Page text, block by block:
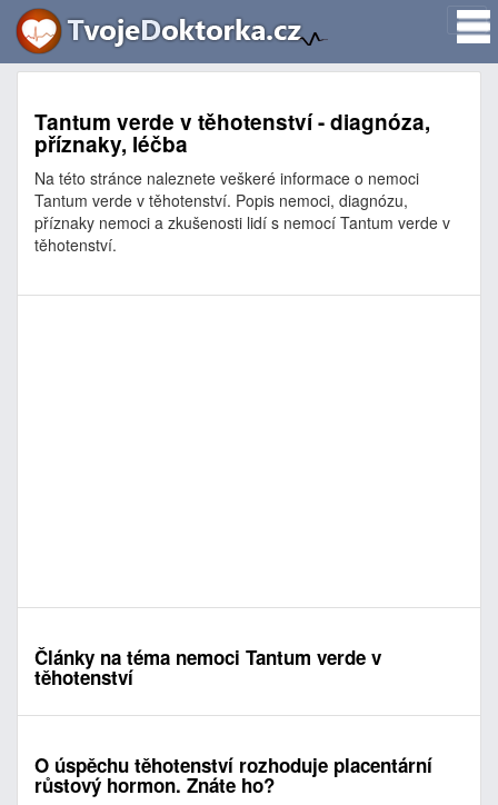
Tantum verde v těhotenství - diagnóza,
příznaky, léčba
Na této stránce naleznete veškeré informace o nemoci
Tantum verde v těhotenství. Popis nemoci, diagnózu,
příznaky nemoci a zkušenosti lidí s nemocí Tantum verde v
těhotenství.
Články na téma nemoci Tantum verde v
těhotenství
O úspěchu těhotenství rozhoduje placentární
růstový hormon. Znáte ho?